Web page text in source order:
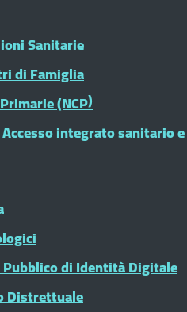
Sanitarie
di Famiglia
(NCP)
integrato sanitario e
Pubblico di Identità Digitale
Distrettuale